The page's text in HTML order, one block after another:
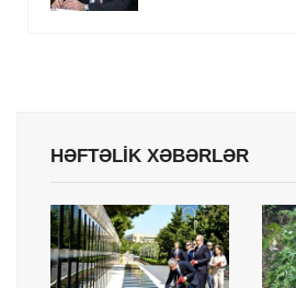
HƏFTƏLİK XƏBƏRLƏR